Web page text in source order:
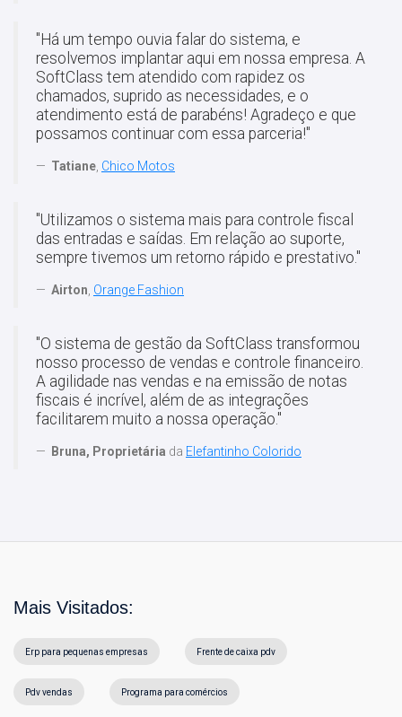
"Há um tempo ouvia falar do sistema, e
resolvemos implantar aqui em nossa empresa. A
SoftClass tem atendido com rapidez os
chamados, suprido as necessidades, e o
atendimento está de parabéns! Agradeço e que
possamos continuar com essa parceria!"
Tatiane Chico Motos
"Utilizamos o sistema mais para controle fiscal
das entradas e saídas. Em relação ao suporte,
sempre tivemos um retorno rápido e prestativo."
Airton Orange Fashion
"O sistema de gestão da SoftClass transformou
nosso processo de vendas e controle financeiro.
A agilidade nas vendas e na emissão de notas
fiscais é incrível, além de as integrações
facilitarem muito a nossa operação."
Bruna, Proprietária da Elefantinho Colorido
Mais Visitados:
Erp para pequenas empresas Frente de caixa pdv
Pdv vendas Programa para comércios